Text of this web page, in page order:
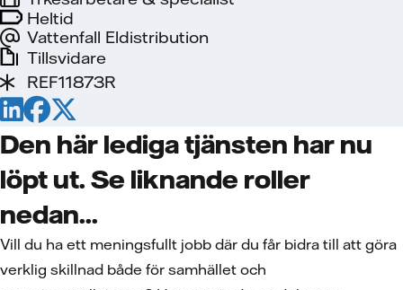
Heltid
Vattenfall Eldistribution
Tillsvidare
REF11873R
Den här lediga tjänsten har nu
löpt ut. Se liknande roller
nedan...
Vill du ha ett meningsfullt jobb där du får bidra till att göra
verklig skillnad både för samhället och